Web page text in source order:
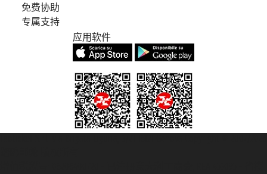
免费协助
专属支持
应用软件